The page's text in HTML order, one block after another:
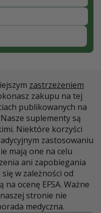
zastrzeżeniem
zakupu na tej
publikowanych na
suplementy są
Niektóre korzyści
zastosowaniu
mają one na celu
ani zapobiegania
w zależności od
ocenę EFSA. Ważne
stronie nie
medyczna.